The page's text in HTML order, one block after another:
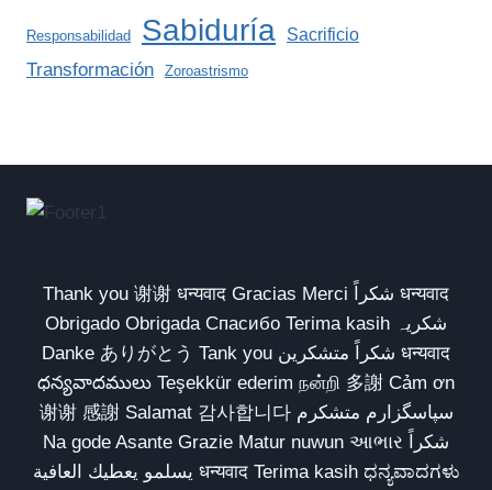
Responsabilidad Sabiduría Sacrificio
Transformación Zoroastrismo
Thank you 谢谢 धन्यवाद Gracias Merci شكراً धन्यवाद
Obrigado Obrigada Спасибо Terima kasih شکریہ
Danke ありがとう Tank you شكراً متشكرين धन्यवाद
ధన్యవాదములు Teşekkür ederim நன்றி 多謝 Cảm ơn
谢谢 感謝 Salamat 감사합니다 سپاسگزارم متشکرم
Na gode Asante Grazie Matur nuwun આભાર شكراً
يسلمو يعطيك العافية धन्यवाद Terima kasih ಧನ್ಯವಾದಗಳು